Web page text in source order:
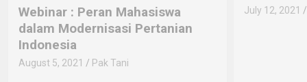
July 12, 2021 Pak Tani